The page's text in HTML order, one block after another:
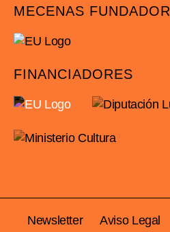
MECENAS FUNDADOR
FINANCIADORES
Newsletter Aviso Legal